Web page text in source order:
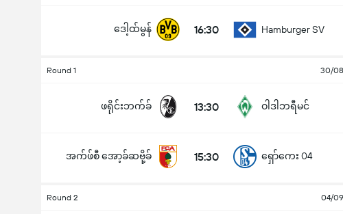
ဒေါ့ထ်မွန် 16:30 Hamburger SV
Round 1 30/
ဖရိုင်းဘက်ခ် 13:30 ဝါဒါဘရီမင်
အက်ဖ်စီ အော့ခ်ဆဗို့ခ် 15:30 ရှော်ကေး 04
Round 2 04/